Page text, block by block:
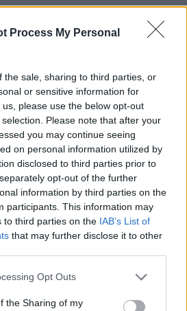
Process My Personal
the sale, sharing to third parties, or
or sensitive information for
please use the below opt-out
Please note that after your
you may continue seeing
on personal information utilized by
disclosed to third parties prior to
opt-out of the further
information by third parties on the
participants. This information may
to third parties on the IAB’s List of
that may further disclose it to other
app uses one or more Google
usage behaviour. You may click to
Opt Outs
the Sharing of my
χρόνο; Γρήγορες συνταγές με 5
πυρκαγιάς σήμερα σε Κρήτη και
είναι στο «πορτοκαλί»
πρόεδρο της Κολομβίας με
για την ασφάλεια
- Τι τρώμε σήμερα Σάββατο
της δεκαετίας η αποψίλωση